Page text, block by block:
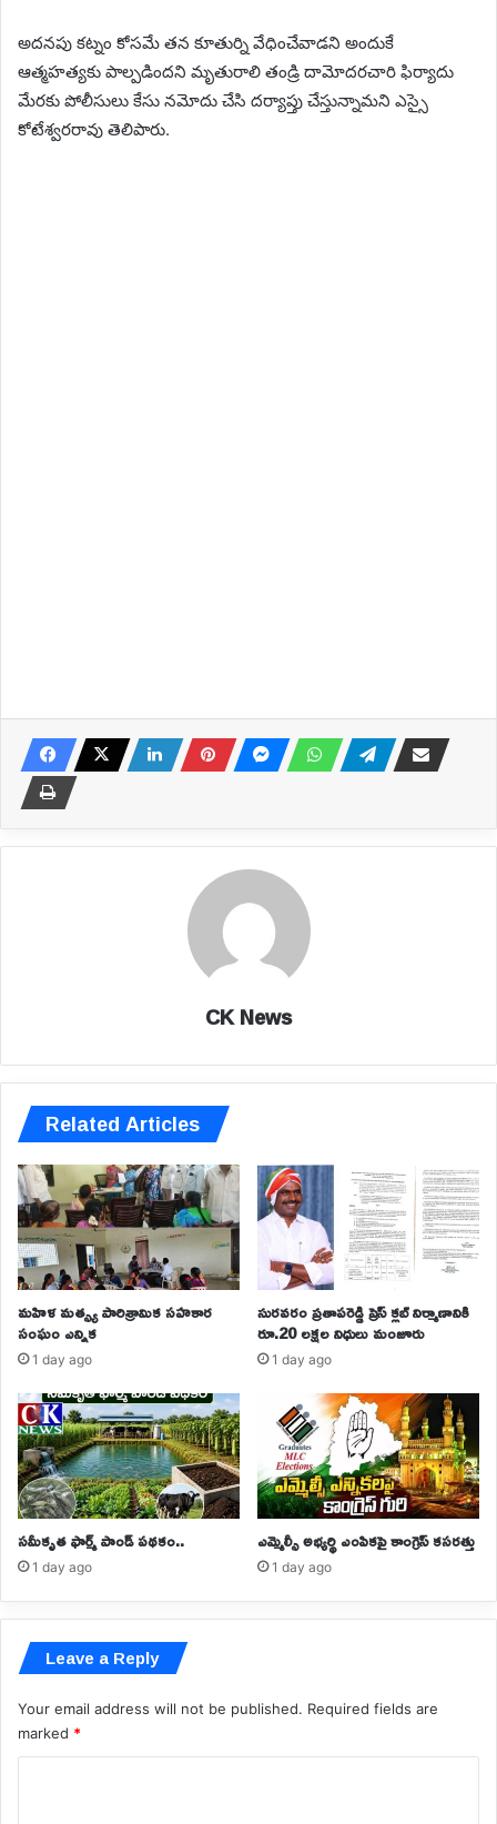
అదనపు కట్నం కోసమే తన కూతుర్ని వేధించేవాడని అందుకే
ఆత్మహత్యకు పాల్పడిందని మృతురాలి తండ్రి దామోదరచారి ఫిర్యాదు
మేరకు పోలీసులు కేసు నమోదు చేసి దర్యాప్తు చేస్తున్నామని ఎస్సై
కోటేశ్వరరావు తెలిపారు.
CK News
Related Articles
మహిళ మత్స్య పారిశ్రామిక సహకార
సంఘం ఎన్నిక
1 day ago
సురవరం ప్రతాపరెడ్డి ప్రెస్ క్లబ్ నిర్మాణానికి
రూ.20 లక్షల నిధులు మంజూరు
1 day ago
సమీకృత ఫార్మ్ పాండ్ పథకం..
1 day ago
ఎమ్మెల్సీ అభ్యర్థి ఎంపికపై కాంగ్రెస్ కసరత్తు
1 day ago
Leave a Reply
Your email address will not be published. Required fields are
marked *